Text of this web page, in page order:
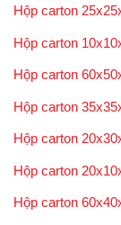
Hộp carton
Hộp carton
Hộp carton
Hộp carton
Hộp carton
Hộp carton
Hộp carton